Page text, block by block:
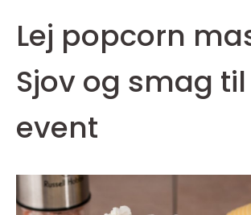
Lej popcorn
Sjov og smag
event